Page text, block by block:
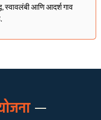
स्वावलंबी आणि आदर्श गाव